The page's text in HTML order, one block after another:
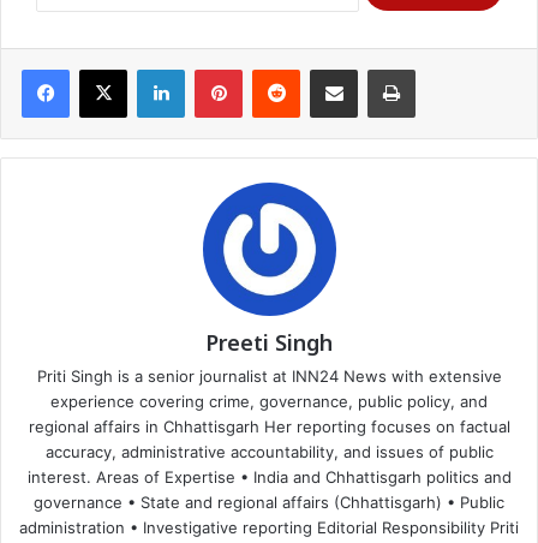
Facebook
X LinkedInPinterestReddit Share via Email Print
Preeti Singh
Priti Singh is a senior journalist at INN24 News with extensive
experience covering crime, governance, public policy, and
regional affairs in Chhattisgarh Her reporting focuses on factual
accuracy, administrative accountability, and issues of public
interest. Areas of Expertise • India and Chhattisgarh politics and
governance • State and regional affairs (Chhattisgarh) • Public
administration • Investigative reporting Editorial Responsibility Priti